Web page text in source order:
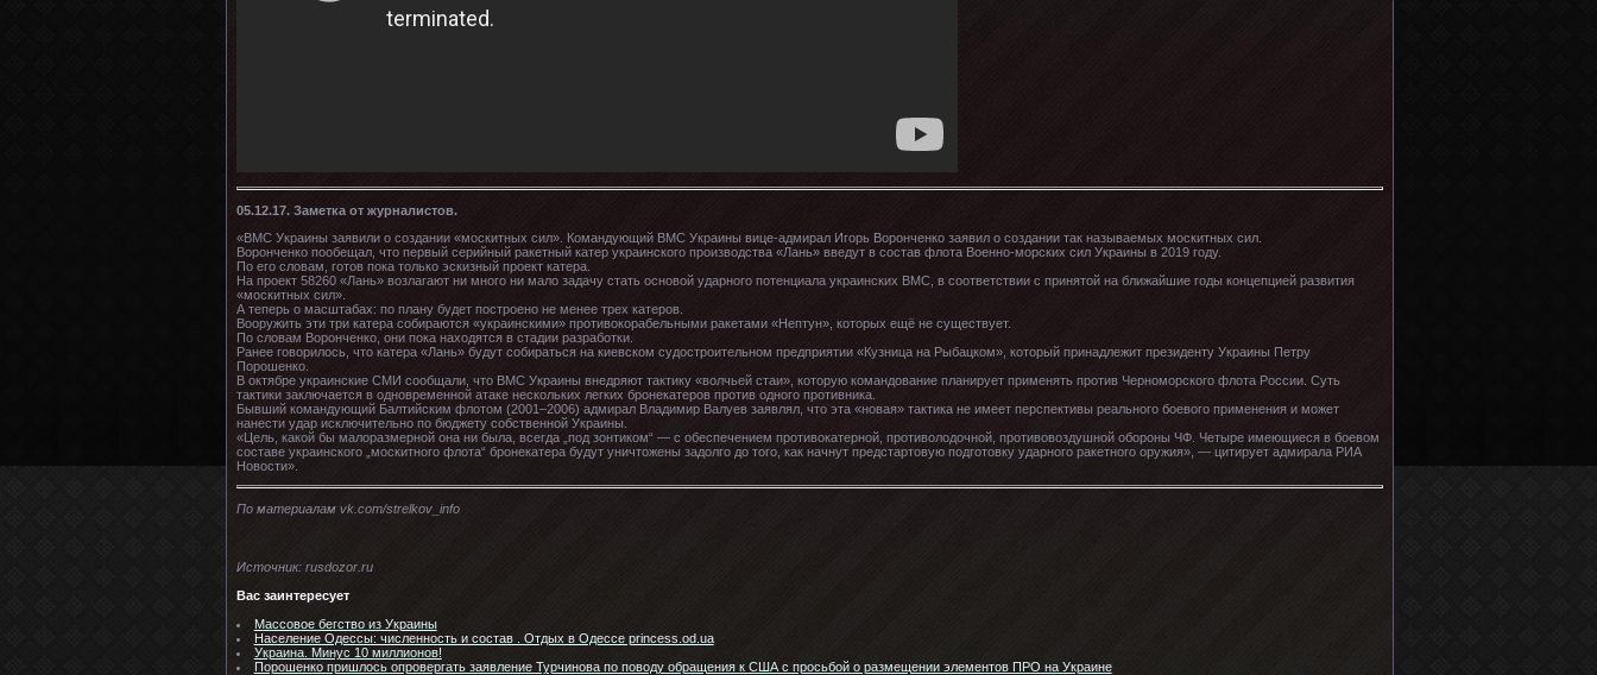
05.12.17. Заметка от журналистов.
«ВМС Украины заявили о создании «москитных сил». Командующий ВМС Украины вице-адмирал Игорь Воронченко заявил о создании так называемых москитных сил.
Воронченко пообещал, что первый серийный ракетный катер украинского производства «Лань» введут в состав флота Военно-морских сил Украины в 2019 году.
По его словам, готов пока только эскизный проект катера.
На проект 58260 «Лань» возлагают ни много ни мало задачу стать основой ударного потенциала украинских ВМС, в соответствии с принятой на ближайшие годы концепцией развития
«москитных сил».
А теперь о масштабах: по плану будет построено не менее трех катеров.
Вооружить эти три катера собираются «украинскими» противокорабельными ракетами «Нептун», которых ещё не существует.
По словам Воронченко, они пока находятся в стадии разработки.
Ранее говорилось, что катера «Лань» будут собираться на киевском судостроительном предприятии «Кузница на Рыбацком», который принадлежит президенту Украины Петру
Порошенко.
В октябре украинские СМИ сообщали, что ВМС Украины внедряют тактику «волчьей стаи», которую командование планирует применять против Черноморского флота России. Суть
тактики заключается в одновременной атаке нескольких легких бронекатеров против одного противника.
Бывший командующий Балтийским флотом (2001–2006) адмирал Владимир Валуев заявлял, что эта «новая» тактика не имеет перспективы реального боевого применения и может
нанести удар исключительно по бюджету собственной Украины.
«Цель, какой бы малоразмерной она ни была, всегда „под зонтиком“ — с обеспечением противокатерной, противолодочной, противовоздушной обороны ЧФ. Четыре имеющиеся в боевом
составе украинского „москитного флота“ бронекатера будут уничтожены задолго до того, как начнут предстартовую подготовку ударного ракетного оружия», — цитирует адмирала РИА
Новости».
По материалам vk.com/strelkov_info
Источник: rusdozor.ru
Вас заинтересует
Массовое бегство из Украины
Население Одессы: численность и состав . Отдых в Одессе princess.od.ua
Украина. Минус 10 миллионов!
Порошенко пришлось опровергать заявление Турчинова по поводу обращения к США с просьбой о размещении элементов ПРО на Украине